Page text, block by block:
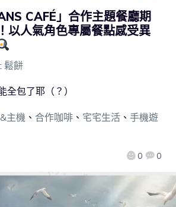
CAFÉ」合作主題餐廳期
以人氣角色專屬餐點感受異
鬆餅
0 0
全包了耶（？）
主機、 合作咖啡、 宅宅生活、 手機遊